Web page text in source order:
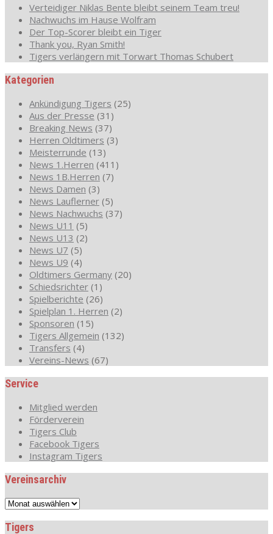
Verteidiger Niklas Bente bleibt seinem Team treu!
Nachwuchs im Hause Wolfram
Der Top-Scorer bleibt ein Tiger
Thank you, Ryan Smith!
Tigers verlängern mit Torwart Thomas Schubert
Kategorien
Ankündigung Tigers (25)
Aus der Presse (31)
Breaking News (37)
Herren Oldtimers (3)
Meisterrunde (13)
News 1.Herren (411)
News 1B.Herren (7)
News Damen (3)
News Lauflerner (5)
News Nachwuchs (37)
News U11 (5)
News U13 (2)
News U7 (5)
News U9 (4)
Oldtimers Germany (20)
Schiedsrichter (1)
Spielberichte (26)
Spielplan 1. Herren (2)
Sponsoren (15)
Tigers Allgemein (132)
Transfers (4)
Vereins-News (67)
Service
Mitglied werden
Förderverein
Tigers Club
Facebook Tigers
Instagram Tigers
Vereinsarchiv
Vereinsarchiv
Tigers